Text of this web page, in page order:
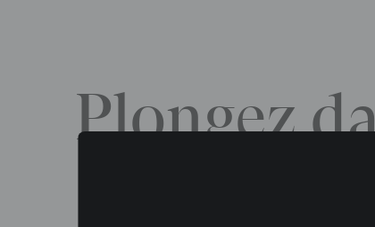
Plongez